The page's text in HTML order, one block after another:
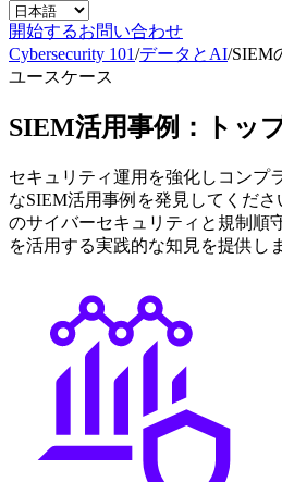
開始するお問い合わせ
Cybersecurity 101/データとAI/SIEM
ユースケース
SIEM活用事例：トッ
セキュリティ運用を強化しコンプ
なSIEM活用事例を発見してくだ
のサイバーセキュリティと規制順
を活用する実践的な知見を提供し